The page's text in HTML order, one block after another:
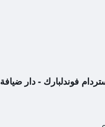
فوندلبارك - دار ضيافة